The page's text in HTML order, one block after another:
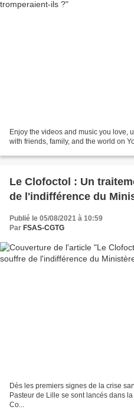
Enjoy the videos and music you love,
with friends, family, and the world on
Le Clofoctol : Un
de l'indifférence du
Publié le 05/08/2021 à 10:59
Par FSAS-CGTG
Dès les premiers signes de la crise
Pasteur de Lille se sont lancés dans
Co...